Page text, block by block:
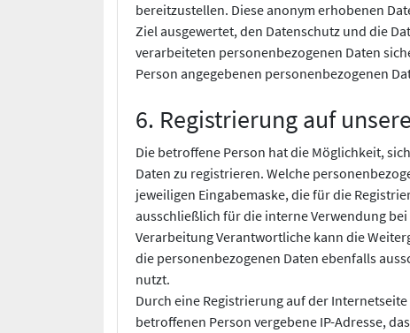
bereitzustellen. Diese anonym erhobenen
Ziel ausgewertet, den Datenschutz und die
verarbeiteten personenbezogenen Daten
Person angegebenen personenbezogenen
6. Registrierung auf
Die betroffene Person hat die Möglichkeit,
Daten zu registrieren. Welche
jeweiligen Eingabemaske, die für die
ausschließlich für die interne Verwendung
Verarbeitung Verantwortliche kann die
die personenbezogenen Daten ebenfalls
nutzt.
Durch eine Registrierung auf der
betroffenen Person vergebene IP-Adresse,